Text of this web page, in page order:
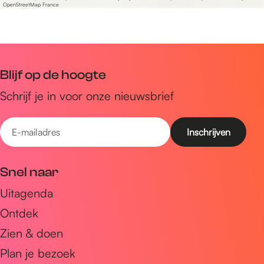
OpenStreetMap France
Blijf op de hoogte
Schrijf je in voor onze nieuwsbrief
E
-
a
i
l
a
d
Snel naar
Uitagenda
Ontdek
Zien & doen
Plan je bezoek